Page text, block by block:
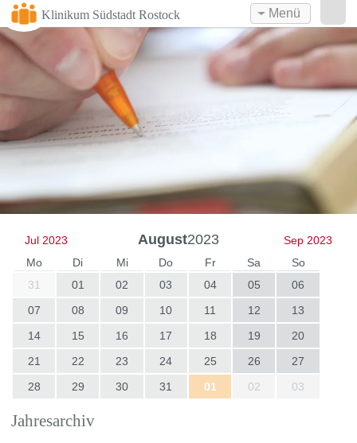
Klinikum Südstadt Rostock Menü
Jul 2023 August2023
Sep 2023
Mo
Di Mi Do Fr Sa
So
31
01 02 03 04 05
06
07
08 09 10 11 12
13
14
15 16 17 18 19
20
21
22 23 24 25 26
27
28
29 30 31 01 02 03
Jahresarchiv